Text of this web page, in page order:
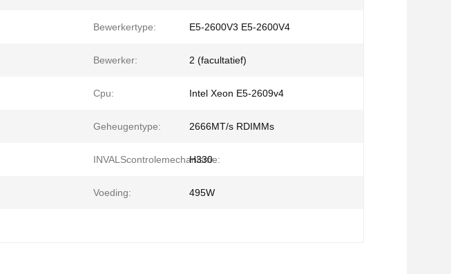
Bewerkertype: E5-2600V3 E5-2600V4
Bewerker: 2 (facultatief)
Cpu: Intel Xeon E5-2609v4
Geheugentype: 2666MT/s RDIMMs
INVALScontrolemechanisme:
H330
Voeding: 495W